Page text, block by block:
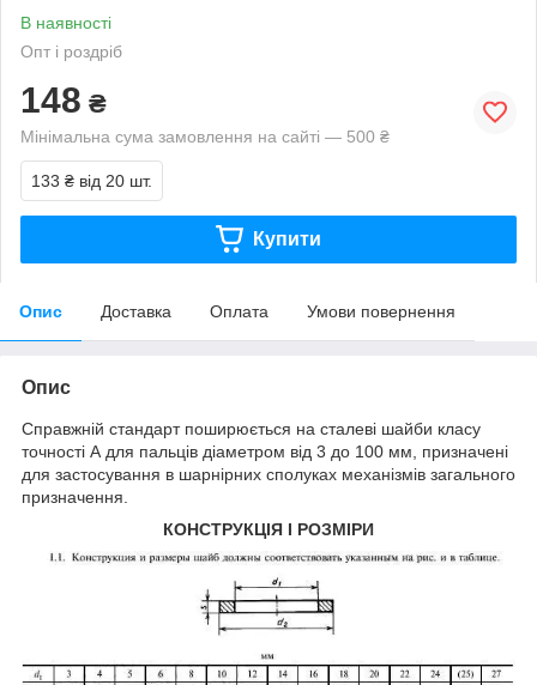
В наявності
Опт і роздріб
148 ₴
Мінімальна сума замовлення на сайті — 500 ₴
133 ₴ від 20 шт.
Купити
Опис Доставка Оплата Умови повернення
Опис
Справжній стандарт поширюється на сталеві шайби класу
точності А для пальців діаметром від 3 до 100 мм, призначені
для застосування в шарнірних сполуках механізмів загального
призначення.
КОНСТРУКЦІЯ І РОЗМІРИ